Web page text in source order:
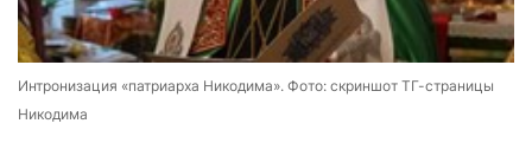
Интронизация «патриарха Никодима». Фото: скриншот ТГ-страницы
Никодима